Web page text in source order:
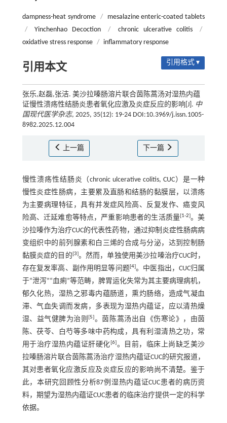
dampness-heat syndrome /
mesalazine enteric-coated tablets
/
Yinchenhao Decoction / chronic ulcerative colitis
/
oxidative stress response / inflammatory response
引用本文 引用格式 ▾
张乐,赵磊,张洁. 美沙拉嗪肠溶片联合茵陈蒿汤对湿热内蕴
证慢性溃疡性结肠炎患者氧化应激及炎症反应的影响[J]. 中
国现代医学杂志, 2025, 35(12): 19-24 DOI:10.3969/j.issn.1005-
8982.2025.12.004
上一篇 下一篇
慢性溃疡性结肠炎（chronic ulcerative colitis, CUC）是一种
慢性炎症性肠病，主要累及直肠和结肠的黏膜层，以溃疡
为主要病理特征，具有并发症风险高、反复发作、癌变风
险高、迁延难愈等特点，严重影响患者的生活质量[1-2]。美
沙拉嗪作为治疗CUC的代表性药物，通过抑制炎症性肠病病
变组织中的前列腺素和白三烯的合成与分泌，达到控制肠
黏膜炎症的目的[3]。然而，单独使用美沙拉嗪治疗CUC时，
存在复发率高、副作用明显等问题[4]。中医指出，CUC归属
于“泄泻”“血痢”等范畴，脾胃运化失常为其主要病理病机，
郁久化热，湿热之邪毒内蕴肠道，熏灼肠络，造成气凝血
滞、气血失调而发病，多表现为湿热内蕴证，应以清热燥
湿、益气健脾为治则[5]。茵陈蒿汤出自《伤寒论》，由茵
陈、茯苓、白芍等多味中药构成，具有利湿清热之功，常
用于治疗湿热内蕴证肝硬化[6]。目前，临床上尚缺乏美沙
拉嗪肠溶片联合茵陈蒿汤治疗湿热内蕴证CUC的研究报道，
其对患者氧化应激反应及炎症反应的影响尚不清楚。鉴于
此，本研究回顾性分析87例湿热内蕴证CUC患者的病历资
料，期望为湿热内蕴证CUC患者的临床治疗提供一定的科学
依据。